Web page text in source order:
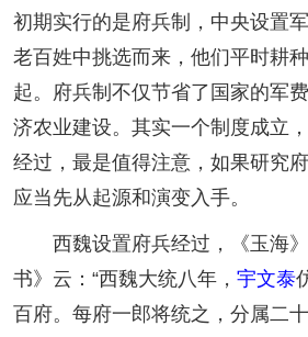
初期实行的是府兵制，中央设置
老百姓中挑选而来，他们平时耕
起。府兵制不仅节省了国家的军
济农业建设。其实一个制度成立
经过，最是值得注意，如果研究
应当先从起源和演变入手。
西魏设置府兵经过，《玉海》
书》云：“西魏大统八年， 宇文泰
百府。每府一郎将统之，分属二